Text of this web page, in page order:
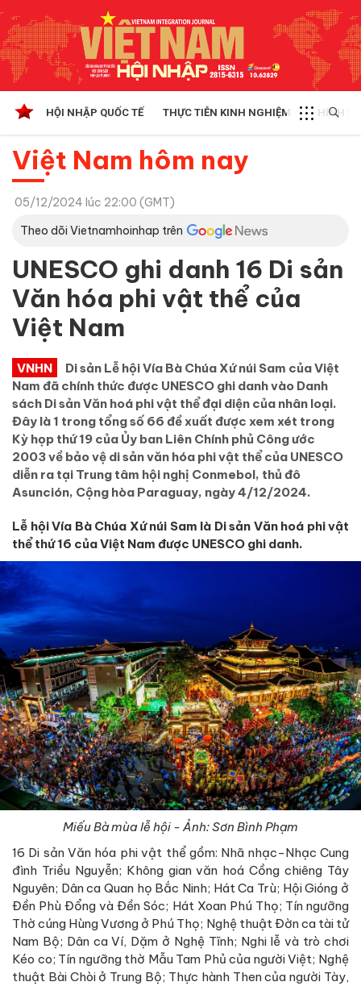
HỘI NHẬP QUỐC TẾ THỰC TIỄN KINH NGHIỆM CHÍNH
Việt Nam hôm nay
05/12/2024 lúc 22:00 (GMT)
Theo dõi Vietnamhoinhap trên
UNESCO ghi danh 16 Di sản
Văn hóa phi vật thể của
Việt Nam
VNHN
Di sản Lễ hội Vía Bà Chúa Xứ núi Sam của Việt
Nam đã chính thức được UNESCO ghi danh vào Danh
sách Di sản Văn hoá phi vật thể đại diện của nhân loại.
Đây là 1 trong tổng số 66 đề xuất được xem xét trong
Kỳ họp thứ 19 của Ủy ban Liên Chính phủ Công ước
2003 về bảo vệ di sản văn hóa phi vật thể của UNESCO
diễn ra tại Trung tâm hội nghị Conmebol, thủ đô
Asunción, Cộng hòa Paraguay, ngày 4/12/2024.
Lễ hội Vía Bà Chúa Xứ núi Sam là Di sản Văn hoá phi vật
thể thứ 16 của Việt Nam được UNESCO ghi danh.
Miếu Bà mùa lễ hội - Ảnh: Sơn Bình Phạm
16 Di sản Văn hóa phi vật thể gồm: Nhã nhạc-Nhạc Cung
đình Triều Nguyễn; Không gian văn hoá Cồng chiêng Tây
Nguyên; Dân ca Quan họ Bắc Ninh; Hát Ca Trù; Hội Gióng ở
Đền Phù Đổng và Đền Sóc; Hát Xoan Phú Thọ; Tín ngưỡng
Thờ cúng Hùng Vương ở Phú Thọ; Nghệ thuật Đờn ca tài tử
Nam Bộ; Dân ca Ví, Dặm ở Nghệ Tĩnh; Nghi lễ và trò chơi
Kéo co; Tín ngưỡng thờ Mẫu Tam Phủ của người Việt; Nghệ
thuật Bài Chòi ở Trung Bộ; Thực hành Then của người Tày,